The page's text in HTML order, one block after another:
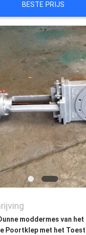
BESTE PRIJS
moddermes van
Poortklep met het